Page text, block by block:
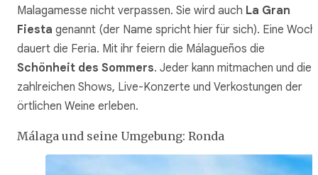
Malagamesse nicht verpassen. Sie wird auch La Gran
Fiesta genannt (der Name spricht hier für sich). Eine
dauert die Feria. Mit ihr feiern die Málagueños die
Schönheit des Sommers. Jeder kann mitmachen und die
zahlreichen Shows, Live-Konzerte und Verkostungen der
örtlichen Weine erleben.
Málaga und seine Umgebung: Ronda